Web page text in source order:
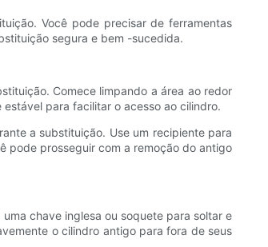
Você pode precisar de ferramentas
segura e bem -sucedida.
Comece limpando a área ao redor
para facilitar o acesso ao cilindro.
a substituição. Use um recipiente para
pode prosseguir com a remoção do antigo
chave inglesa ou soquete para soltar e
o cilindro antigo para fora de seus